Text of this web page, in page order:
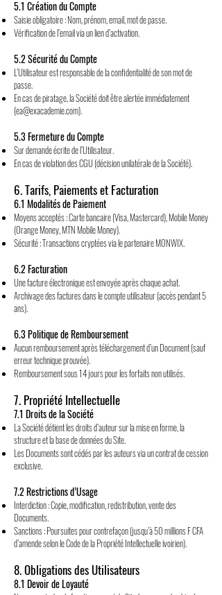
5.1 Création du Compte
Saisie obligatoire : Nom, prénom, email, mot de passe.
Vérification de l’email via un lien d’activation.
5.2 Sécurité du Compte
L’Utilisateur est responsable de la confidentialité de son mot de
passe.
En cas de piratage, la Société doit être alertée immédiatement
(ea@exacademie.com).
5.3 Fermeture du Compte
Sur demande écrite de l’Utilisateur.
En cas de violation des CGU (décision unilatérale de la Société).
6. Tarifs, Paiements et Facturation
6.1 Modalités de Paiement
Moyens acceptés : Carte bancaire (Visa, Mastercard), Mobile Money
(Orange Money, MTN Mobile Money).
Sécurité : Transactions cryptées via le partenaire MONWIX.
6.2 Facturation
Une facture électronique est envoyée après chaque achat.
Archivage des factures dans le compte utilisateur (accès pendant 5
ans).
6.3 Politique de Remboursement
Aucun remboursement après téléchargement d’un Document (sauf
erreur technique prouvée).
Remboursement sous 14 jours pour les forfaits non utilisés.
7. Propriété Intellectuelle
7.1 Droits de la Société
La Société détient les droits d’auteur sur la mise en forme, la
structure et la base de données du Site.
Les Documents sont cédés par les auteurs via un contrat de cession
exclusive.
7.2 Restrictions d’Usage
Interdiction : Copie, modification, redistribution, vente des
Documents.
Sanctions : Poursuites pour contrefaçon (jusqu’à 50 millions F CFA
d’amende selon le Code de la Propriété Intellectuelle ivoirien).
8. Obligations des Utilisateurs
8.1 Devoir de Loyauté